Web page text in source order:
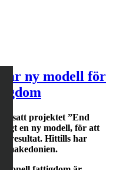
ny modell för
projektet ”End
en ny modell, för att
resultat. Hittills har